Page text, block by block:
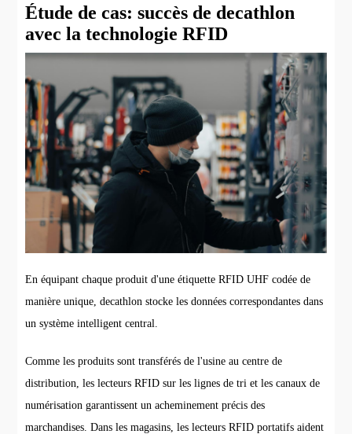
Étude de cas: succès de decathlon
avec la technologie RFID
En équipant chaque produit d'une étiquette RFID UHF codée de
manière unique, decathlon stocke les données correspondantes dans
un système intelligent central.
Comme les produits sont transférés de l'usine au centre de
distribution, les lecteurs RFID sur les lignes de tri et les canaux de
numérisation garantissent un acheminement précis des
marchandises. Dans les magasins, les lecteurs RFID portatifs aident